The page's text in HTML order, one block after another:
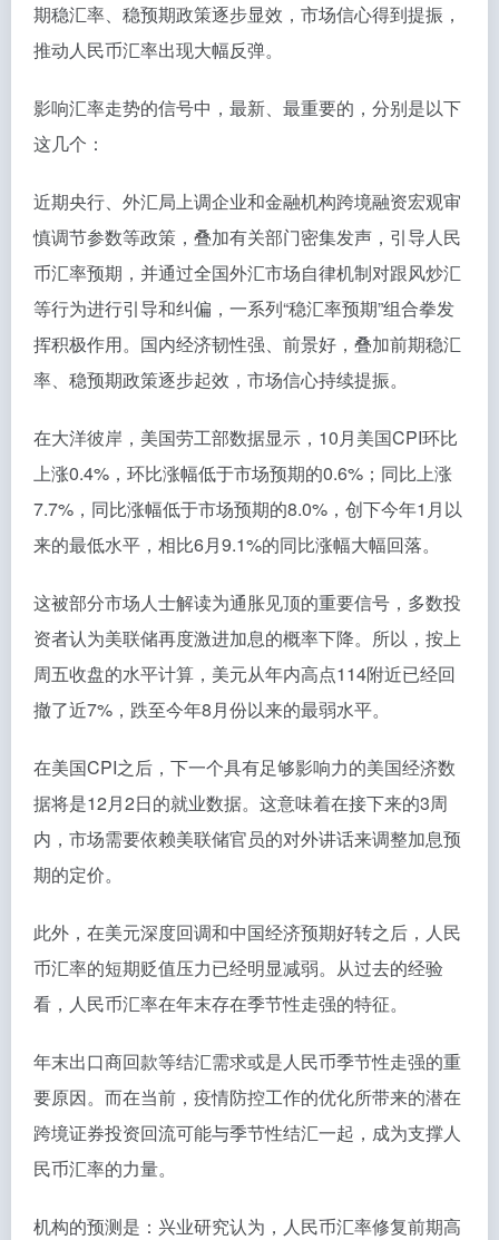
期稳汇率、稳预期政策逐步显效，市场信心得到提振，
推动人民币汇率出现大幅反弹。
影响汇率走势的信号中，最新、最重要的，分别是以下
这几个：
近期央行、外汇局上调企业和金融机构跨境融资宏观审
慎调节参数等政策，叠加有关部门密集发声，引导人民
币汇率预期，并通过全国外汇市场自律机制对跟风炒汇
等行为进行引导和纠偏，一系列“稳汇率预期”组合拳发
挥积极作用。国内经济韧性强、前景好，叠加前期稳汇
率、稳预期政策逐步起效，市场信心持续提振。
在大洋彼岸，美国劳工部数据显示，10月美国CPI环比
上涨0.4%，环比涨幅低于市场预期的0.6%；同比上涨
7.7%，同比涨幅低于市场预期的8.0%，创下今年1月以
来的最低水平，相比6月9.1%的同比涨幅大幅回落。
这被部分市场人士解读为通胀见顶的重要信号，多数投
资者认为美联储再度激进加息的概率下降。所以，按上
周五收盘的水平计算，美元从年内高点114附近已经回
撤了近7%，跌至今年8月份以来的最弱水平。
在美国CPI之后，下一个具有足够影响力的美国经济数
据将是12月2日的就业数据。这意味着在接下来的3周
内，市场需要依赖美联储官员的对外讲话来调整加息预
期的定价。
此外，在美元深度回调和中国经济预期好转之后，人民
币汇率的短期贬值压力已经明显减弱。从过去的经验
看，人民币汇率在年末存在季节性走强的特征。
年末出口商回款等结汇需求或是人民币季节性走强的重
要原因。而在当前，疫情防控工作的优化所带来的潜在
跨境证券投资回流可能与季节性结汇一起，成为支撑人
民币汇率的力量。
机构的预测是：兴业研究认为，人民币汇率修复前期高